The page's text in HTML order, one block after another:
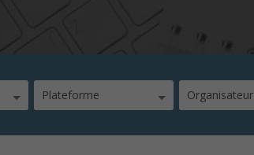
Plateforme Organisateur